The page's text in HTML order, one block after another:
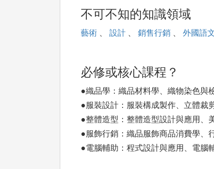
不可不知的知識領域
藝術 、 設計 、 銷售行銷 、 外國語
必修或核心課程？
●織品學：織品材料學、織物染色與
●服裝設計：服裝構成製作、立體裁
●整體造型：整體造型設計與應用、
●服飾行銷：織品服飾商品消費學、
●電腦輔助：程式設計與應用、電腦